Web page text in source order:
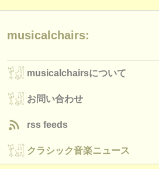
音楽学校
ユース オーケストラ
musicalchairsについて
お問い合わせ
rss feeds
クラシック音楽ニュース
musicalchairs:
musicalchairsについて
お問い合わせ
rss feeds
クラシック音楽ニュース